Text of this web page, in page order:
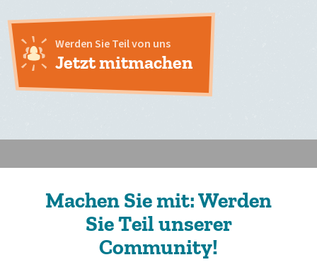
Werden Sie Teil von uns
Jetzt mitmachen
Machen Sie mit: Werden
Sie Teil unserer
Community!